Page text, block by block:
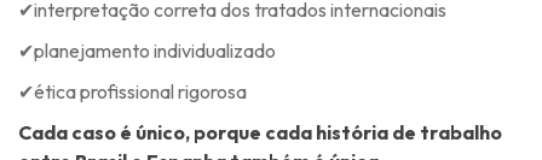
✔interpretação correta dos tratados internacionais
✔planejamento individualizado
✔ética profissional rigorosa
Cada caso é único, porque cada história de trabalho